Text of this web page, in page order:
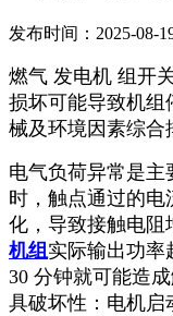
发布时间：2025-08-
燃气 发电机 组开
损坏可能导致机组
械及环境因素综合
电气负荷异常是主
时，触点通过的
化，导致接触电阻
机组 实际输出功率
30 分钟就可能造
具破坏性：电机启